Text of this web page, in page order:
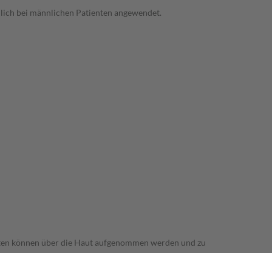
bei männlichen Patienten angewendet.
können über die Haut aufgenommen werden und zu